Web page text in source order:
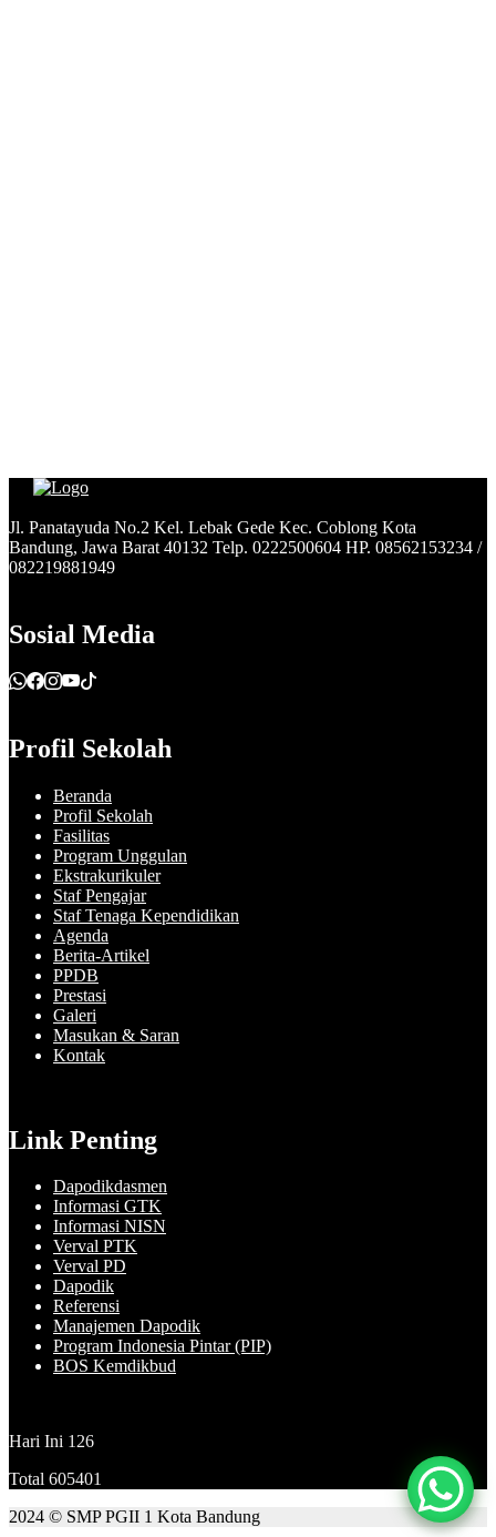
Jl. Panatayuda No.2 Kel. Lebak Gede Kec. Coblong Kota
Bandung, Jawa Barat 40132 Telp. 0222500604 HP. 08562153234 /
082219881949
Sosial Media
Profil Sekolah
Beranda
Profil Sekolah
Fasilitas
Program Unggulan
Ekstrakurikuler
Staf Pengajar
Staf Tenaga Kependidikan
Agenda
Berita-Artikel
PPDB
Prestasi
Galeri
Masukan & Saran
Kontak
Link Penting
Dapodikdasmen
Informasi GTK
Informasi NISN
Verval PTK
Verval PD
Dapodik
Referensi
Manajemen Dapodik
Program Indonesia Pintar (PIP)
BOS Kemdikbud
Hari Ini 126
Total 605401
2024 © SMP PGII 1 Kota Bandung